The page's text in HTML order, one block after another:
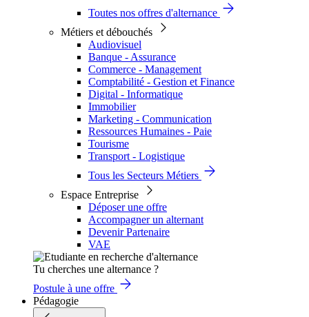
Toutes nos offres d'alternance
Métiers et débouchés
Audiovisuel
Banque - Assurance
Commerce - Management
Comptabilité - Gestion et Finance
Digital - Informatique
Immobilier
Marketing - Communication
Ressources Humaines - Paie
Tourisme
Transport - Logistique
Tous les Secteurs Métiers
Espace Entreprise
Déposer une offre
Accompagner un alternant
Devenir Partenaire
VAE
Tu cherches une alternance ?
Postule à une offre
Pédagogie